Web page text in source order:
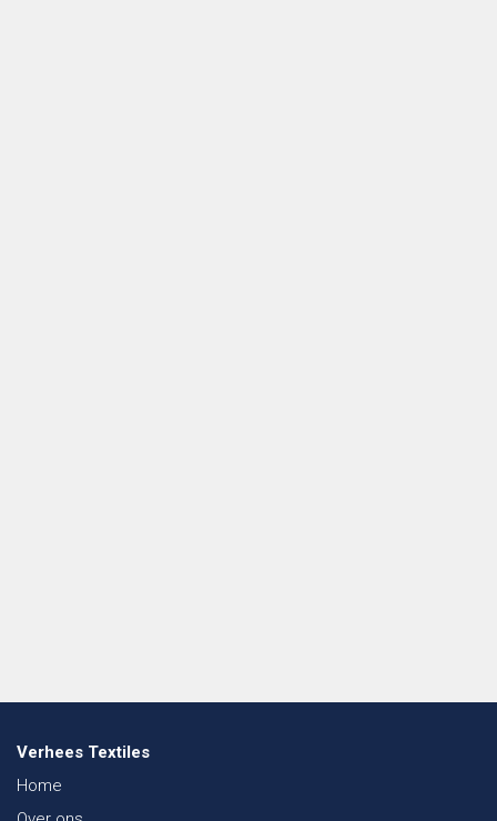
Verhees Textiles
Home